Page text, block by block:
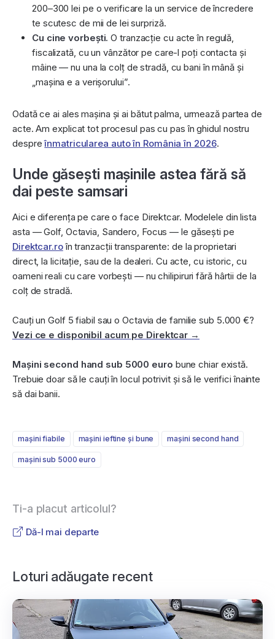
200–300 lei pe o verificare la un service de încredere
te scutesc de mii de lei surpriză.
Cu cine vorbești. O tranzacție cu acte în regulă,
fiscalizată, cu un vânzător pe care-l poți contacta și
mâine — nu una la colț de stradă, cu bani în mână și
„mașina e a verișorului”.
Odată ce ai ales mașina și ai bătut palma, urmează partea de
acte. Am explicat tot procesul pas cu pas în ghidul nostru
despreînmatricularea auto în România în 2026.
Unde găsești mașinile astea fără să
dai peste samsari
Aici e diferența pe care o face Direktcar. Modelele din lista
asta — Golf, Octavia, Sandero, Focus — le găsești pe
Direktcar.roîn tranzacții transparente: de la proprietari
direct, la licitație, sau de la dealeri. Cu acte, cu istoric, cu
oameni reali cu care vorbești — nu chilipiruri fără hârtii de la
colț de stradă.
Cauți un Golf 5 fiabil sau o Octavia de familie sub 5.000 €?
Vezi ce e disponibil acum pe Direktcar →
Mașini second hand sub 5000 euro bune chiar există.
Trebuie doar să le cauți în locul potrivit și să le verifici înainte
să dai banii.
mașini fiabile mașini ieftine și bune mașini second hand
mașini sub 5000 euro
Ti-a placut articolul?
Dă-l mai departe
Loturi adăugate recent